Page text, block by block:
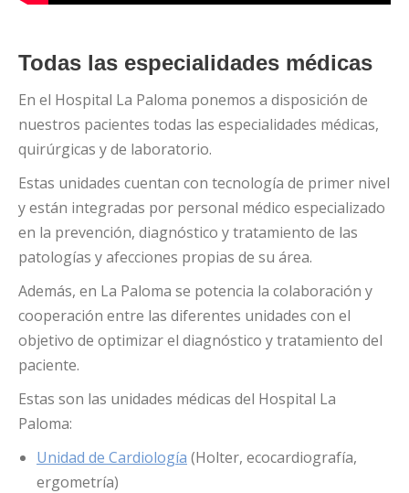
Todas las especialidades médicas
En el Hospital La Paloma ponemos a disposición de
nuestros pacientes todas las especialidades médicas,
quirúrgicas y de laboratorio.
Estas unidades cuentan con tecnología de primer nivel
y están integradas por personal médico especializado
en la prevención, diagnóstico y tratamiento de las
patologías y afecciones propias de su área.
Además, en La Paloma se potencia la colaboración y
cooperación entre las diferentes unidades con el
objetivo de optimizar el diagnóstico y tratamiento del
paciente.
Estas son las unidades médicas del Hospital La
Paloma:
Unidad de Cardiología (Holter, ecocardiografía,
ergometría)